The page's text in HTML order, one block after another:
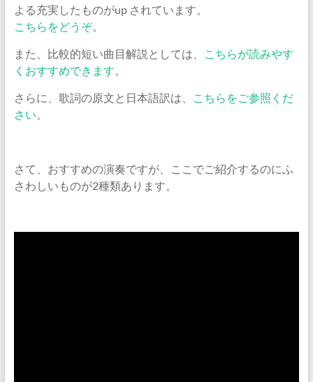
よる充実したものがup されています。
こちらをどうぞ。
また、比較的短い曲目解説としては、
こちらが読みやす
くおすすめできます。
さらに、歌詞の原文と日本語訳は、
こちらをご参照くだ
さい。
さて、おすすめの演奏ですが、ここでご紹介するのにふ
さわしいものが2種類あります。